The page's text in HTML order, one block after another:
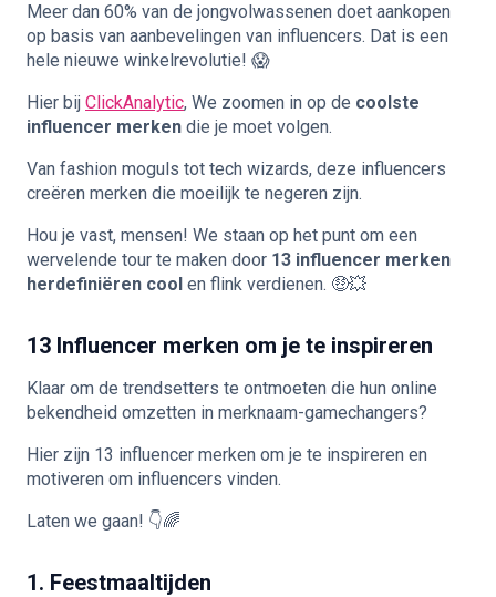
Meer dan 60% van de jongvolwassenen doet aankopen
op basis van aanbevelingen van influencers. Dat is een
hele nieuwe winkelrevolutie! 😱
Hier bij ClickAnalytic, We zoomen in op de coolste
influencer merken die je moet volgen.
Van fashion moguls tot tech wizards, deze influencers
creëren merken die moeilijk te negeren zijn.
Hou je vast, mensen! We staan op het punt om een
wervelende tour te maken door 13 influencer merken
herdefiniëren cool en flink verdienen. 🤑💥
13 Influencer merken om je te inspireren
Klaar om de trendsetters te ontmoeten die hun online
bekendheid omzetten in merknaam-gamechangers?
Hier zijn 13 influencer merken om je te inspireren en
motiveren om influencers vinden.
Laten we gaan! 👇🌈
1. Feestmaaltijden